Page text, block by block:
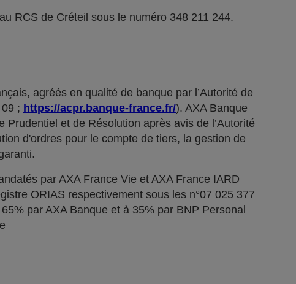
RCS de Créteil sous le numéro 348 211 244.
agréés en qualité de banque par l’Autorité de
; https://acpr.banque-france.fr/). AXA Banque
et de Résolution après avis de l’Autorité
d'ordres pour le compte de tiers, la gestion de
par AXA France Vie et AXA France IARD
ORIAS respectivement sous les n°07 025 377
par AXA Banque et à 35% par BNP Personal